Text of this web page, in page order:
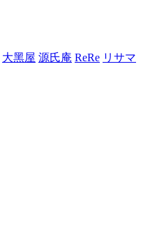
大黑屋 源氏庵 ReRe リサマ